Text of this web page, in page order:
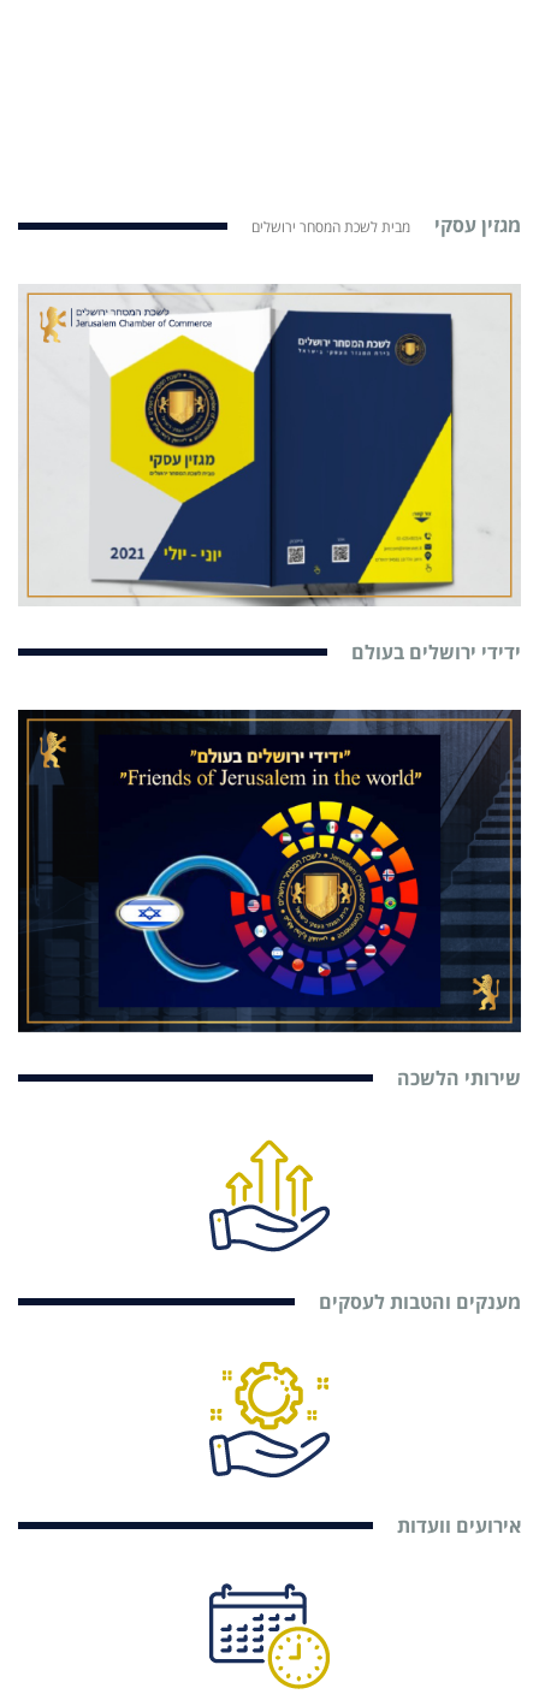
מגזין עסקי מבית לשכת המסחר ירושלים
ידידי ירושלים בעולם
שירותי הלשכה
מענקים והטבות לעסקים
אירועים וועדות